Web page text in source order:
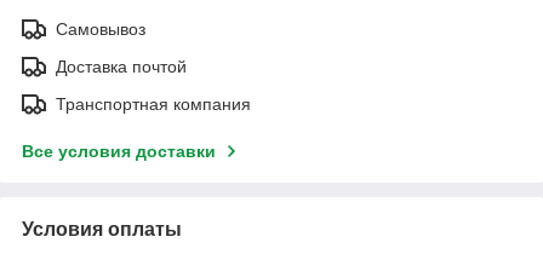
Самовывоз
Доставка почтой
Транспортная компания
Все условия доставки
Условия оплаты